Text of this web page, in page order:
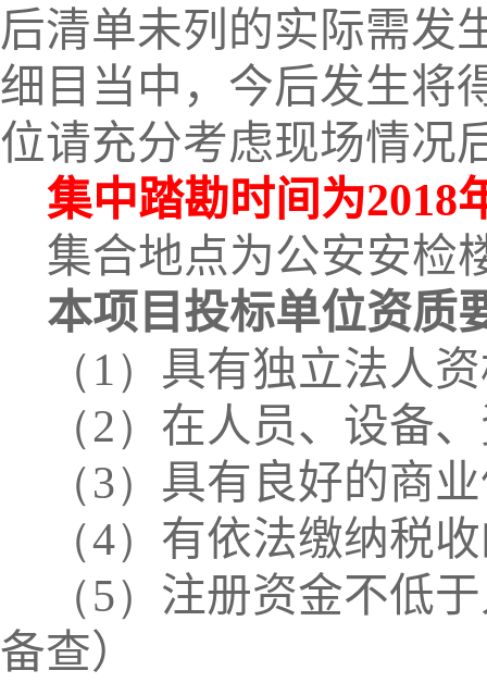
后清单未列的实际需发
细目当中，今后发生将
位请充分考虑现场情况
集中踏勘时间为2018
集合地点为公安安检
本项目投标单位资质
（1） 具有独立法人
（2） 在人员、设备
（3） 具有良好的商
（4） 有依法缴纳税
（5） 注册资金不低
备查）